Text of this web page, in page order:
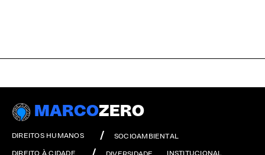
MARCOZERO
DIREITOS HUMANOS SOCIOAMBIENTAL
DIREITO À CIDADE INSTITUCIONAL